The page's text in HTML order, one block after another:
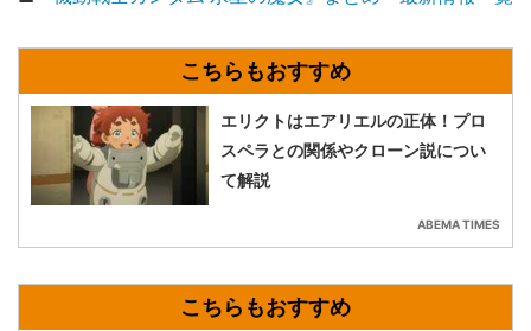
エリクトはエアリエルの正体！プロ
スペラとの関係やクローン説につい
て解説
ABEMA TIMES